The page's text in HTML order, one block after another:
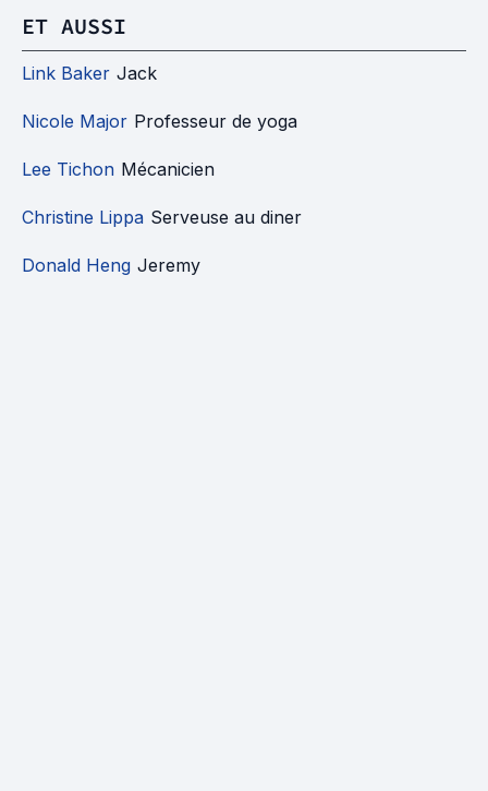
ET AUSSI
Link Baker Jack
Nicole Major Professeur de yoga
Lee Tichon Mécanicien
Christine Lippa Serveuse au diner
Donald Heng Jeremy